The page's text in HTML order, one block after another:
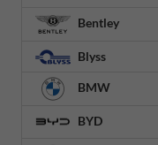
Bentley
Blyss
BMW
BYD